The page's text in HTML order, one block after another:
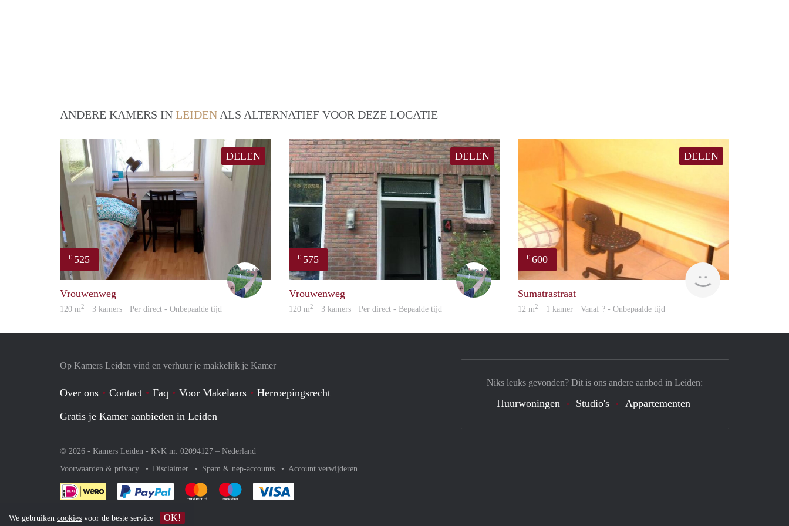
ANDERE KAMERS IN LEIDEN ALS ALTERNATIEF VOOR DEZE LOCATIE
DELEN
€ 525
Vrouwenweg
120 m2 · 3 kamers · Per direct - Onbepaalde tijd
DELEN
€ 575
S.S.
Vrouwenweg
120 m2 · 3 kamers · Per direct - Bepaalde tijd
DELEN
€ 600
Sumatrastraat
12 m2 · 1 kamer · Vanaf ? - Onbepaalde tijd
Op Kamers Leiden vind en verhuur je makkelijk je Kamer
Over ons Contact Faq Voor Makelaars
Herroepingsrecht
Gratis je Kamer aanbieden in Leiden
© 2026 - Kamers Leiden - KvK nr. 02094127 – Nederland
Voorwaarden & privacy
Disclaimer Spam & nep-accounts Account verwijderen
Je rekent gemakkelijk af met Paypal
Je rekent gemakkelijk af met Mastercard
Je rekent gemakkelijk af met Meastro
Niks leuks gevonden? Dit is ons andere aanbod in Leiden:
Huurwoningen Studio's Appartementen
We gebruiken cookies voor de beste service OK!